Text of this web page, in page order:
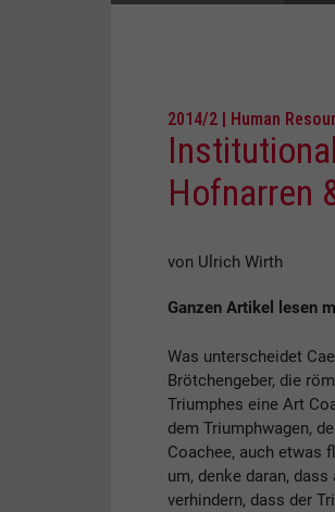
2014/2 | Human
Hofnarren
von Ulrich Wirth
Ganzen Artikel lesen
Was unterscheidet
Brötchengeber, die
Triumphes eine Art
dem Triumphwagen,
Coachee, auch etwas
um, denke daran,
verhindern, dass der